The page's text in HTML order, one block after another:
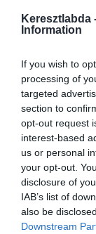
Keresztlabda
Information
If you wish to
processing of
targeted
section to
opt-out request
interest-based
us or personal
your opt-out.
disclosure of
IAB’s list of
also be
Downstream
inkább
agytorna
csatorna